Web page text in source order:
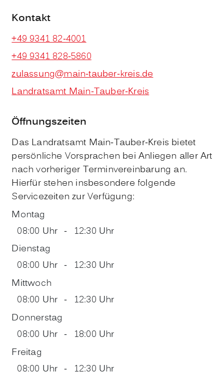
Kontakt
+49 9341 82-4001
+49 9341 828-5860
zulassung@main-tauber-kreis.de
Landratsamt Main-Tauber-Kreis
Öffnungszeiten
Das Landratsamt Main-Tauber-Kreis bietet
persönliche Vorsprachen bei Anliegen aller Art
nach vorheriger Terminvereinbarung an.
Hierfür stehen insbesondere folgende
Servicezeiten zur Verfügung:
Montag
08:00 Uhr - 12:30 Uhr
Dienstag
08:00 Uhr - 12:30 Uhr
Mittwoch
08:00 Uhr - 12:30 Uhr
Donnerstag
08:00 Uhr - 18:00 Uhr
Freitag
08:00 Uhr - 12:30 Uhr